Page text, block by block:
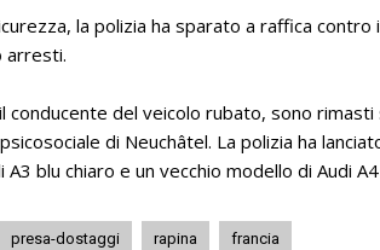
la polizia ha sparato a raffica
arresti.
conducente del veicolo rubato, sono
di Neuchâtel. La polizia ha
A3 blu chiaro e un vecchio modello di Audi
presa-dostaggi rapina francia